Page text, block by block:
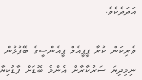
އަދަދެކެވެ.
ވެރިކަން ކުރާ ޕީޕީއެމް ޕީއެންސީގެ ބޭފުޅުން
ނިމިދިޔަ ސަރުކާރާށް އެންމެ ބޮޑަށް